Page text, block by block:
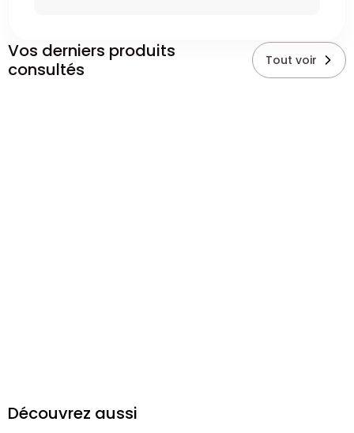
Vos derniers produits
consultés
Tout voir
Découvrez aussi